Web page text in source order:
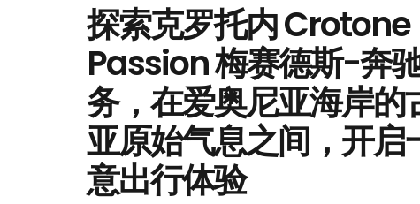
探索克罗托内
Passion 梅赛德斯-奔
务，在爱奥尼亚海岸
亚原始气息之间，开
意出行体验